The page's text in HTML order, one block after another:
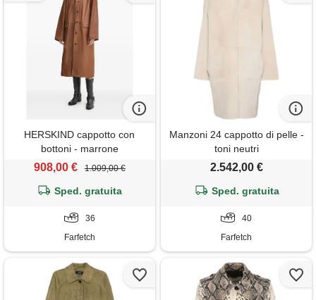
HERSKIND cappotto con
bottoni - marrone
908,00 € 1.009,00 €
Sped. gratuita
36
Farfetch
Manzoni 24 cappotto di pelle -
toni neutri
2.542,00 €
Sped. gratuita
40
Farfetch